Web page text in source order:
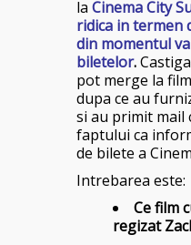
la Cinema City
ridica in termen
din momentul
biletelor.
pot merge la
dupa ce au
si au primit mail
faptului ca
de bilete a
Intrebarea este:
Ce film
regizat